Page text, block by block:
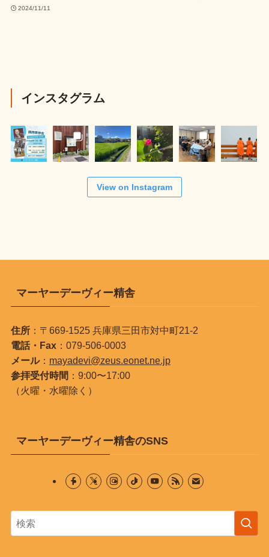
2024/11/11
インスタグラム
View on Instagram
マーヤーデーヴィー精舎
住所：〒669-1525 兵庫県三田市対中町21-2
電話・Fax：079-506-0003
メール： mayadevi@zeus.eonet.ne.jp
参拝受付時間 ：9:00〜17:00
（火曜・水曜除く）
マーヤーデーヴィー精舎のSNS